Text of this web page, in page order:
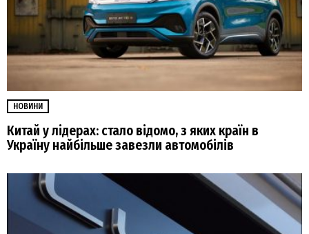
НОВИНИ
Китай у лідерах: стало відомо, з яких країн в
Україну найбільше завезли автомобілів